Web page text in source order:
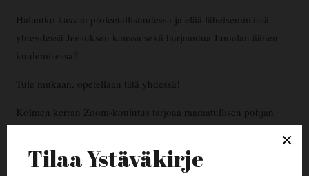
Haluatko kasvaa profeetallisuudessa ja elää läheisemmässä
yhteydessä Jeesuksen kanssa sekä harjaantua Jumalan äänen
kuulemisessa?
Tule mukaan, opetellaan tätä yhdessä!
Kolmen kerran Zoom-koulutus tarjoaa raamatullisen pohjan
oman kotipiirin vetämiselle ja omaan henkilökohtaiseen
jumalasuhteen kasvuun.